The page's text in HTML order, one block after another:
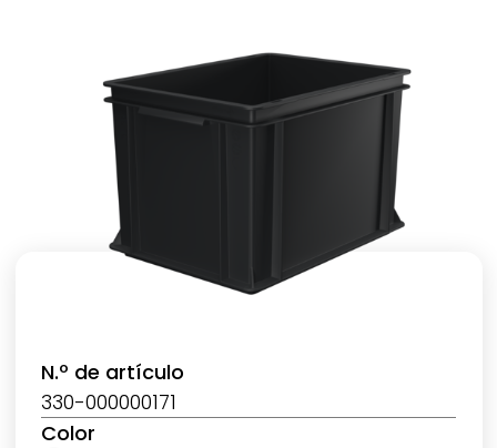
N.º de artículo
330-000000171
Color